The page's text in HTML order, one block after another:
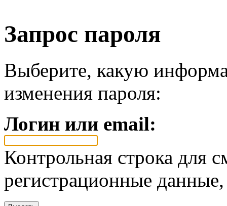
Запрос пароля
Выберите, какую
изменения пароля:
Логин или email:
Контрольная строка для
регистрационные